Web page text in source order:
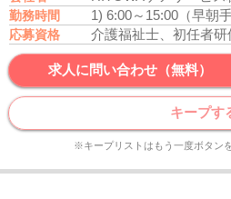
勤務時間 1) 6:00～15:00（早朝
応募資格
求人に問い合わせ（無料）
キープす
※キープリストはもう一度ボタン